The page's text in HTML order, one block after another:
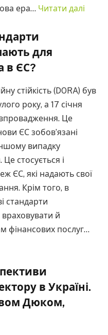
ера… Читати далі
для
в ЄС?
стійкість (DORA) був
року, а 17 січня
Це
ЄС зобов’язані
випадку
стосується і
ЄС, які надають свої
Крім того, в
стандарти
враховувати й
фінансових послуг…
в Україні.
Дюком,